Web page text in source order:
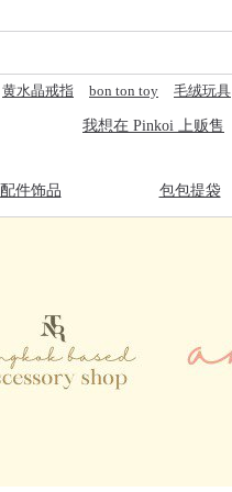
黄水晶戒指 bon ton toy 毛绒玩具
我想在 Pinkoi 上贩售
配件饰品 包包提袋